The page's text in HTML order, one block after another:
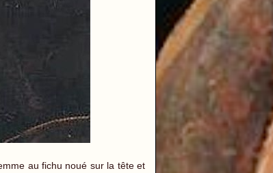
au fichu noué sur la tête et